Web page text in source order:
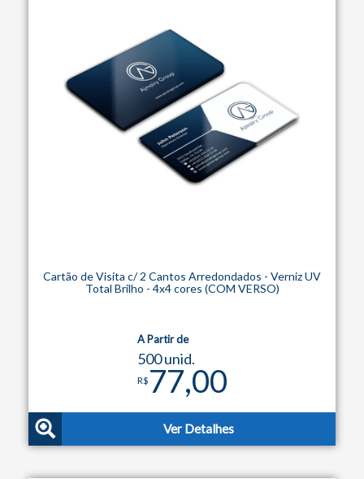
Cartão de Visita c/ 2 Cantos Arredondados - Verniz UV
Total Brilho - 4x4 cores (COM VERSO)
A Partir de
500 unid.
R$ 77,00
Ver Detalhes